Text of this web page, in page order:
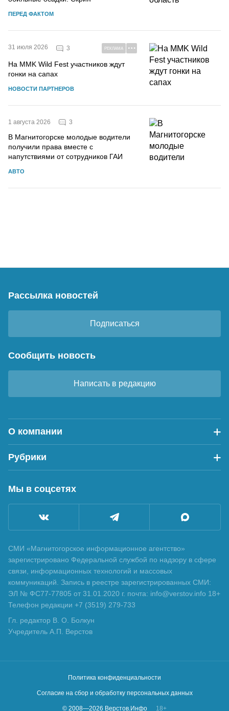
ПЕРЕД ФАКТОМ
31 июля 2026 3 РЕКЛАМА
На MMK Wild Fest участников ждут
гонки на сапах
НОВОСТИ ПАРТНЕРОВ
1 августа 2026 3
В Магнитогорске молодые водители
получили права вместе с
напутствиями от сотрудников ГАИ
АВТО
Рассылка новостей
Подписаться
Сообщить новость
Написать в редакцию
О компании
Рубрики
Мы в соцсетях
СМИ «Магнитогорское информационное агентство»
зарегистрировано Федеральной службой по надзору в сфере
связи, информационных технологий и массовых
коммуникаций. Запись в реестре зарегистрированных СМИ:
ЭЛ № ФС77-77805 от 31.01.2020 г. почта: info@verstov.info 18+
Телефон редакции +7 (3519) 279-733
Гл. редактор В. О. Болкун
Учредитель А.П. Верстов
Политика конфиденциальности
Согласие на сбор и обработку персональных данных
© 2008—2026 Верстов.Инфо 18+